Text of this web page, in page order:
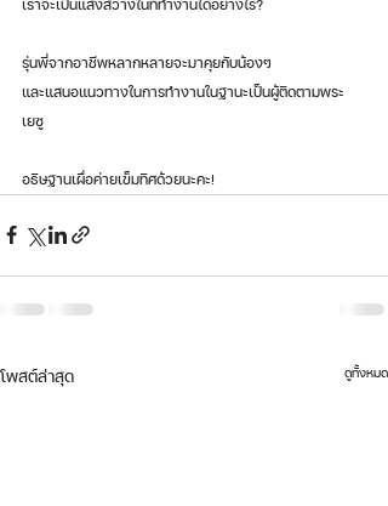
เราจะเป็นแสงสว่างในที่ทำงานได้อย่างไร?
รุ่นพี่จากอาชีพหลากหลายจะมาคุยกับน้องๆ
และแสนอแนวทางในการทำงานในฐานะเป็นผู้ติดตามพระ
เยซู
อธิษฐานเผื่อค่ายเข็มทิศด้วยนะคะ!
โพสต์ล่าสุด ดูทั้งหมด